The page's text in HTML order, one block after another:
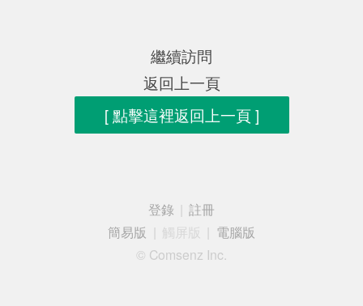
繼續訪問
返回上一頁
[ 點擊這裡返回上一頁 ]
登錄
註冊
簡易版
觸屏版
電腦版
© Comsenz Inc.